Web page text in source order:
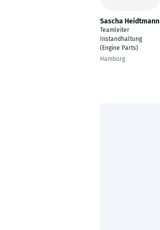
Sascha Heidtmann
Teamleiter
Instandhaltung
(Engine Parts)
Hamburg